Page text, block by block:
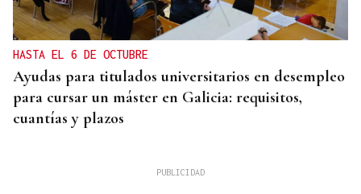
HASTA EL 6 DE OCTUBRE
Ayudas para titulados universitarios en desempleo
para cursar un máster en Galicia: requisitos,
cuantías y plazos